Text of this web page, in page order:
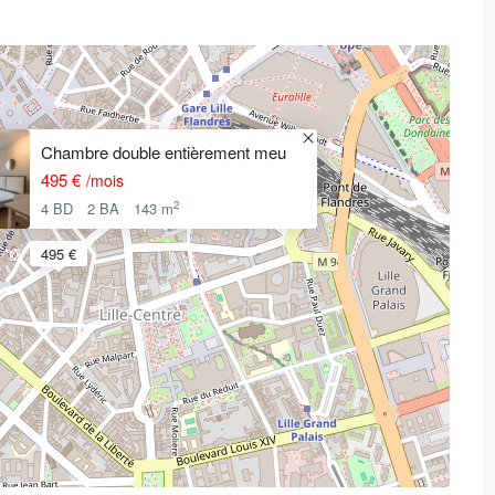
495 €
Chambre double entièrement meu
495 € /mois
4 BD 2 BA 143 m2